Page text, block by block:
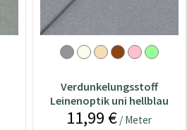
Verdunkelungsstoff
Leinenoptik uni hellblau
11,99 € / Meter